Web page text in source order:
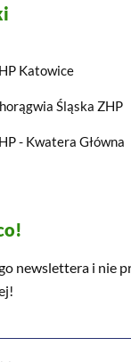
Katowice
Śląska ZHP
- Kwatera Główna
newslettera i nie